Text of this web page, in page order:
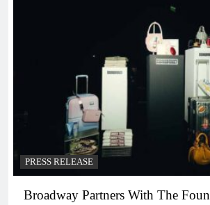
PRESS RELEASE
Broadway Partners With The